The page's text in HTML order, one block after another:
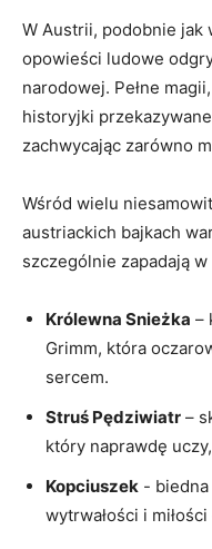
W Austrii, ⁣podobnie ‌jak
opowieści ludowe
narodowej. Pełne
historyjki
zachwycając zarówno
Wśród wielu⁢
austriackich bajkach
szczególnie zapadają‌
Królewna Snieżka –
Grimm, która
sercem.
Struś ⁤Pędziwiatr –
który ⁣naprawdę
Kopciuszek -⁢
wytrwałości i